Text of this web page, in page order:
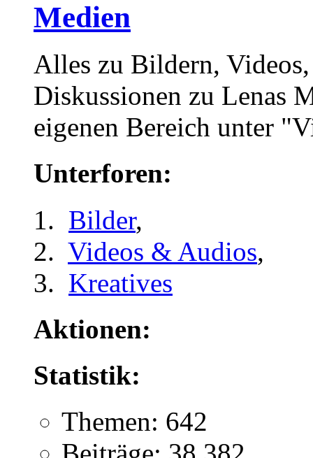
Medien
Alles zu Bildern,
Diskussionen zu Lenas
eigenen Bereich unter
Unterforen:
Bilder,
Videos & Audios,
Kreatives
Aktionen:
Statistik:
Themen: 642